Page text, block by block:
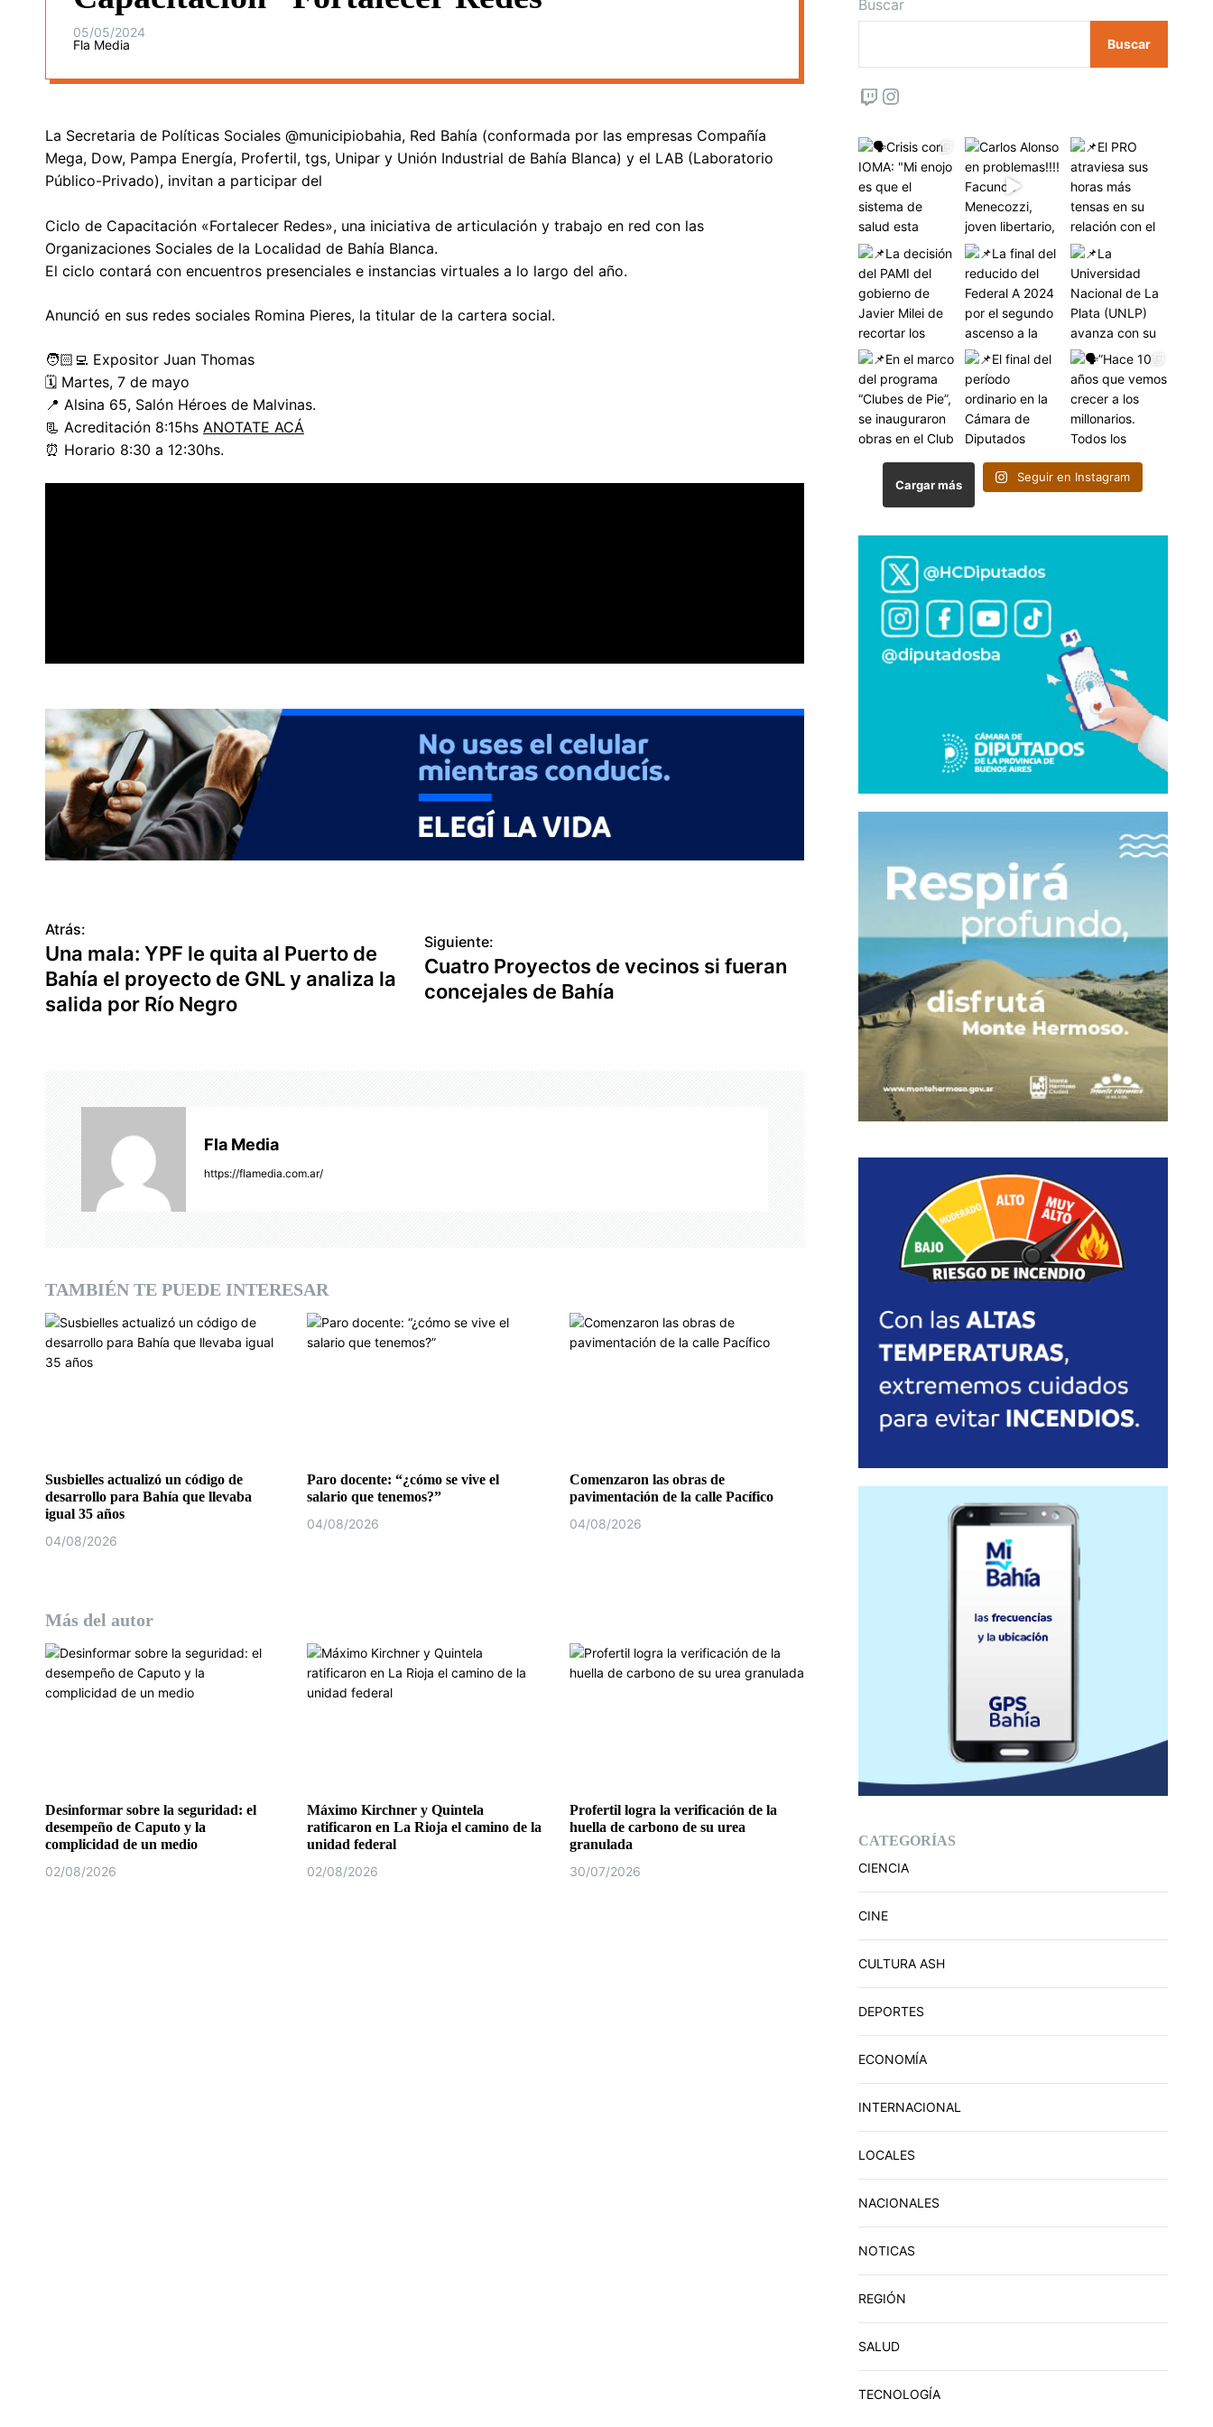
05/05/2024
Fla Media
La Secretaria de Políticas Sociales @municipiobahia, Red Bahía (conformada por las empresas Compañía
Mega, Dow, Pampa Energía, Profertil, tgs, Unipar y Unión Industrial de Bahía Blanca) y el LAB (Laboratorio
Público-Privado), invitan a participar del
Ciclo de Capacitación «Fortalecer Redes», una iniciativa de articulación y trabajo en red con las
Organizaciones Sociales de la Localidad de Bahía Blanca.
El ciclo contará con encuentros presenciales e instancias virtuales a lo largo del año.
Anunció en sus redes sociales Romina Pieres, la titular de la cartera social.
🧑🏻‍💻 Expositor Juan Thomas
🗓️ Martes, 7 de mayo
📍 Alsina 65, Salón Héroes de Malvinas.
📃 Acreditación 8:15hs ANOTATE ACÁ
⏰ Horario 8:30 a 12:30hs.
N
a
v
e
e
a
d
a
Atrás:
Una mala: YPF le quita al Puerto de
Bahía el proyecto de GNL y analiza la
salida por Río Negro
Siguiente:
Cuatro Proyectos de vecinos si fueran
concejales de Bahía
Fla Media
https://flamedia.com.ar/
TAMBIÉN TE PUEDE INTERESAR
Susbielles actualizó un código de
desarrollo para Bahía que llevaba
igual 35 años
04/08/2026
Paro docente: “¿cómo se vive el
salario que tenemos?”
04/08/2026
Comenzaron las obras de
pavimentación de la calle Pacífico
04/08/2026
Más del autor
Desinformar sobre la seguridad: el
desempeño de Caputo y la
complicidad de un medio
02/08/2026
Máximo Kirchner y Quintela
ratificaron en La Rioja el camino de la
unidad federal
02/08/2026
Profertil logra la verificación de la
huella de carbono de su urea
granulada
30/07/2026
Buscar
Buscar
Twitch
Cargar más
Seguir en Instagram
CATEGORÍAS
CIENCIA
CINE
CULTURA ASH
DEPORTES
ECONOMÍA
INTERNACIONAL
LOCALES
NACIONALES
NOTICAS
REGIÓN
SALUD
TECNOLOGÍA